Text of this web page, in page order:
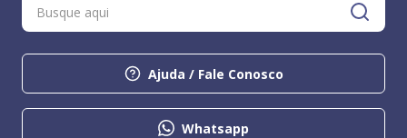
Ajuda / Fale Conosco
Whatsapp